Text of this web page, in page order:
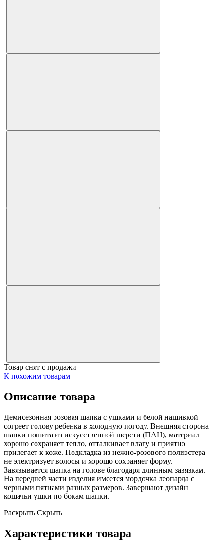
Товар снят с продажи
К похожим товарам
Описание товара
Демисезонная розовая шапка с ушками и белой нашивкой
согреет голову ребенка в холодную погоду. Внешняя сторона
шапки пошита из искусственной шерсти (ПАН), материал
хорошо сохраняет тепло, отталкивает влагу и приятно
прилегает к коже. Подкладка из нежно-розового полиэстера
не электризует волосы и хорошо сохраняет форму.
Завязывается шапка на голове благодаря длинным завязкам.
На передней части изделия имеется мордочка леопарда с
черными пятнами разных размеров. Завершают дизайн
кошачьи ушки по бокам шапки.
Раскрыть Скрыть
Характеристики товара